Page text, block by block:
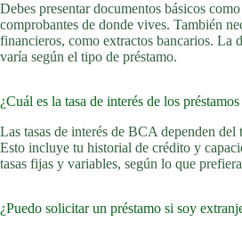
Debes presentar documentos básicos
comprobantes de donde vives. También
financieros, como extractos bancarios. La
varía según el tipo de préstamo.
¿Cuál es la tasa de interés de los
Las tasas de interés de BCA dependen
Esto incluye tu historial de crédito y
tasas fijas y variables, según lo que
¿Puedo solicitar un préstamo si soy